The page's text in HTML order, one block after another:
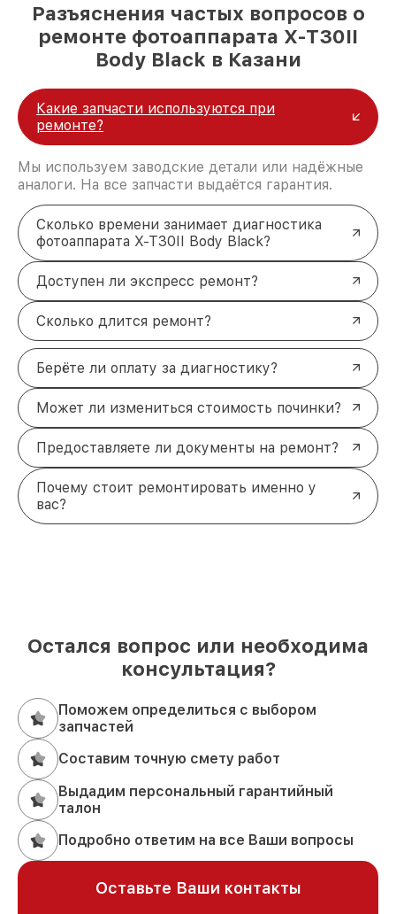
Разъяснения частых вопросов о
ремонте фотоаппарата X-T30II
Body Black в Казани
Какие запчасти используются при
ремонте?
Мы используем заводские детали или надёжные
аналоги. На все запчасти выдаётся гарантия.
Сколько времени занимает диагностика
фотоаппарата X-T30II Body Black?
Доступен ли экспресс ремонт?
Сколько длится ремонт?
Берёте ли оплату за диагностику?
Может ли измениться стоимость починки?
Предоставляете ли документы на ремонт?
Почему стоит ремонтировать именно у
вас?
Остался вопрос или необходима
консультация?
Поможем определиться с выбором
запчастей
Составим точную смету работ
Выдадим персональный гарантийный
талон
Подробно ответим на все Ваши вопросы
Оставьте Ваши контакты